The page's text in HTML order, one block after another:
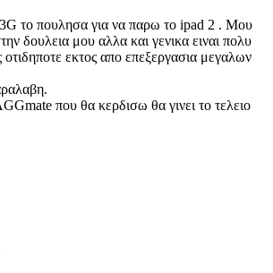
το πουλησα για να παρω το ipad 2 . Μου
δουλεια μου αλλα και γενικα ειναι πολυ
οτιδηποτε εκτος απο επεξεργασια μεγαλων
που θα κερδισω θα γινει το τελειο